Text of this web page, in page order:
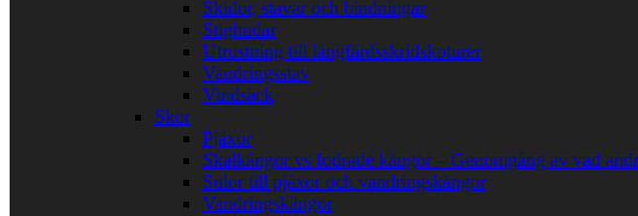
Skidor, stavar och bindningar
Stighudar
Utrustning till långfärdsskridskoturer
Vandringsstav
Vindsäck
Skor
Pjäxor
Skalkängor vs fodrade kängor – Genomgång av vad
Sulor till pjäxor och vandringskängor
Vandringskängor